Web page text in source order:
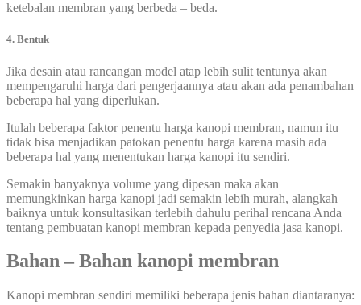
ketebalan membran yang berbeda – beda.
4. Bentuk
Jika desain atau rancangan model atap lebih sulit tentunya akan
mempengaruhi harga dari pengerjaannya atau akan ada penambahan
beberapa hal yang diperlukan.
Itulah beberapa faktor penentu harga kanopi membran, namun itu
tidak bisa menjadikan patokan penentu harga karena masih ada
beberapa hal yang menentukan harga kanopi itu sendiri.
Semakin banyaknya volume yang dipesan maka akan
memungkinkan harga kanopi jadi semakin lebih murah, alangkah
baiknya untuk konsultasikan terlebih dahulu perihal rencana Anda
tentang pembuatan kanopi membran kepada penyedia jasa kanopi.
Bahan – Bahan kanopi membran
Kanopi membran sendiri memiliki beberapa jenis bahan diantaranya: